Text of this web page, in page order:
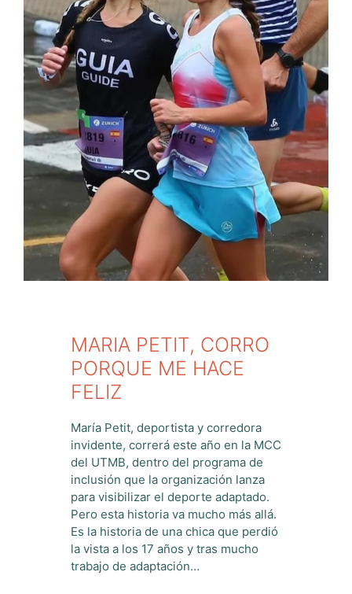
MARIA PETIT, CORRO
PORQUE ME HACE
FELIZ
María Petit, deportista y corredora
invidente, correrá este año en la MCC
del UTMB, dentro del programa de
inclusión que la organización lanza
para visibilizar el deporte adaptado.
Pero esta historia va mucho más allá.
Es la historia de una chica que perdió
la vista a los 17 años y tras mucho
trabajo de adaptación…